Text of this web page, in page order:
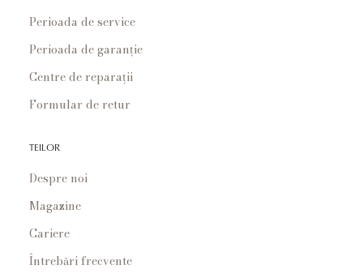
Perioada de service
Perioada de garanție
Centre de reparații
Formular de retur
TEILOR
Despre noi
Magazine
Cariere
Întrebări frecvente